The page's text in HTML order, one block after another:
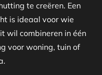
te creëren. Een
is ideaal voor wie
wil combineren in één
voor woning, tuin of